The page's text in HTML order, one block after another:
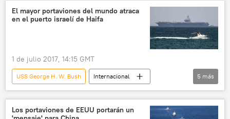
América del Norte
EEUU
derribo
drones
El mayor portaviones del mundo atraca
en el puerto israelí de Haifa
1 de julio 2017, 14:15 GMT
USS George H. W. Bush
Internacional
🌍 Oriente Medio
EEUU
Israel
Haifa
noticias
5 más
Los portaviones de EEUU portarán un